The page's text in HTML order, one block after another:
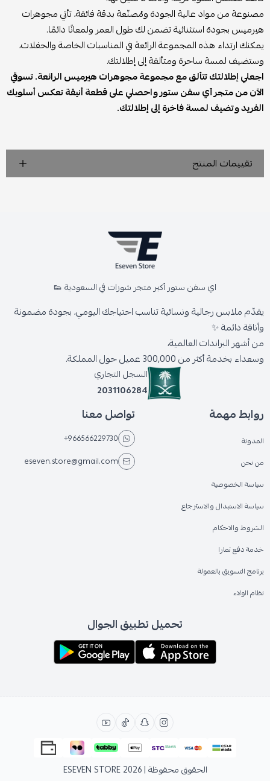
مصنوعة من مواد عالية الجودة ومُصنّعة بدقة فائقة، تأتي مجوهرات
هيرميس بجودة استثنائية تضمن لك طول العمر ولمعانًا دائمًا.
يمكنك ارتداء هذه المجموعة الرائعة في المناسبات الخاصة والحفلات،
وستضيف لمسة ساحرة ومتألقة إلى إطلالتك.
اجعلي إطلالتك تتألق مع مجموعة مجوهرات هيرميس الرائعة. تسوقي
الآن من متجر آي سفن ستور واحصلي على قطعة أنيقة تعكس أسلوبك
الفريد وتضيف لمسة فاخرة إلى إطلالتك.
تقييمات المنتج
اي سفن ستور أكبر متجر شوزات في السعودية 👟
يقدّم ملابس رجالية ونسائية تناسب احتياجك اليومي، بجودة مضمونة
وأناقة دائمة ✨
من أشهر البراندات العالمية،
وسعداء بخدمة أكثر من 300,000 عميل حول المملكة.
السجل التجاري
2031106284
روابط مهمة
المدونة
من نحن
سياسة الخصوصية
سياسة الاستبدال والاسترجاع
الشروط والاحكام
خدمة دفع تمارا
برنامج التسويق بالعمولة
نظام الولاء
تواصل معنا
+966566229730
eseven.store@gmail.com
تحميل تطبيق الجوال
الحقوق محفوظة | 2026 ESEVEN STORE